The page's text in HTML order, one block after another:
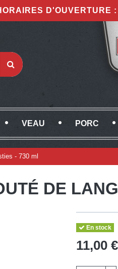
D'OUVERTURE :
VEAU PORC
- 730 ml
DE
En stock
11,00 €